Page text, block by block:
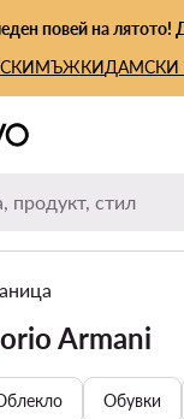
СЪДЪРЖАНИЕ
повей на лятото!
МЪЖКИДАМСКИ
продукт, стил
Armani
Обувки